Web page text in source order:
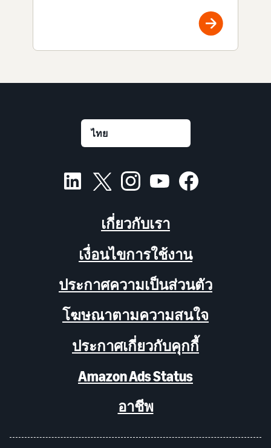
เกี่ยวกับเรา
เงื่อนไขการใช้งาน
ประกาศความเป็นส่วนตัว
โฆษณาตามความสนใจ
ประกาศเกี่ยวกับคุกกี้
Amazon Ads Status
อาชีพ